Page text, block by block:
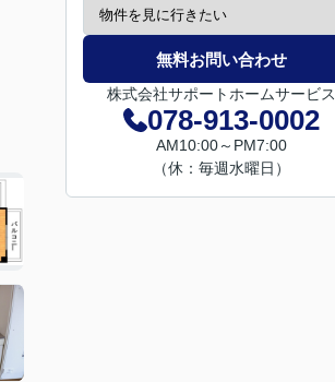
無料お問い合わせ
株式会社サポートホームサービス
078-913-0002
AM10:00～PM7:00
（休：毎週水曜日）